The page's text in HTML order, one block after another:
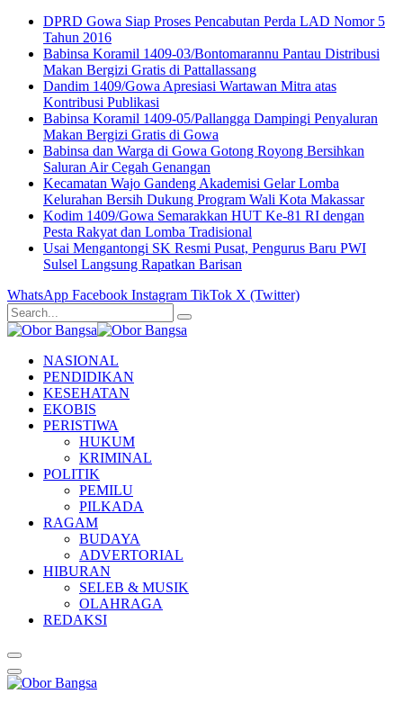
DPRD Gowa Siap Proses Pencabutan Perda LAD Nomor 5
Tahun 2016
Babinsa Koramil 1409-03/Bontomarannu Pantau Distribusi
Makan Bergizi Gratis di Pattallassang
Dandim 1409/Gowa Apresiasi Wartawan Mitra atas
Kontribusi Publikasi
Babinsa Koramil 1409-05/Pallangga Dampingi Penyaluran
Makan Bergizi Gratis di Gowa
Babinsa dan Warga di Gowa Gotong Royong Bersihkan
Saluran Air Cegah Genangan
Kecamatan Wajo Gandeng Akademisi Gelar Lomba
Kelurahan Bersih Dukung Program Wali Kota Makassar
Kodim 1409/Gowa Semarakkan HUT Ke-81 RI dengan
Pesta Rakyat dan Lomba Tradisional
Usai Mengantongi SK Resmi Pusat, Pengurus Baru PWI
Sulsel Langsung Rapatkan Barisan
WhatsApp Facebook Instagram TikTok X (Twitter)
NASIONAL
PENDIDIKAN
KESEHATAN
EKOBIS
PERISTIWA
HUKUM
KRIMINAL
POLITIK
PEMILU
PILKADA
RAGAM
BUDAYA
ADVERTORIAL
HIBURAN
SELEB & MUSIK
OLAHRAGA
REDAKSI